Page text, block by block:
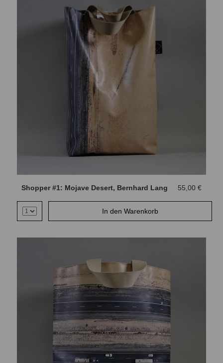
55,00 €
Shopper #1: Mojave Desert, Bernhard Lang